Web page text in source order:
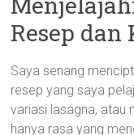
Resep
Saya senang
resep yang saya
variasi lasagna, atau
hanya rasa yang